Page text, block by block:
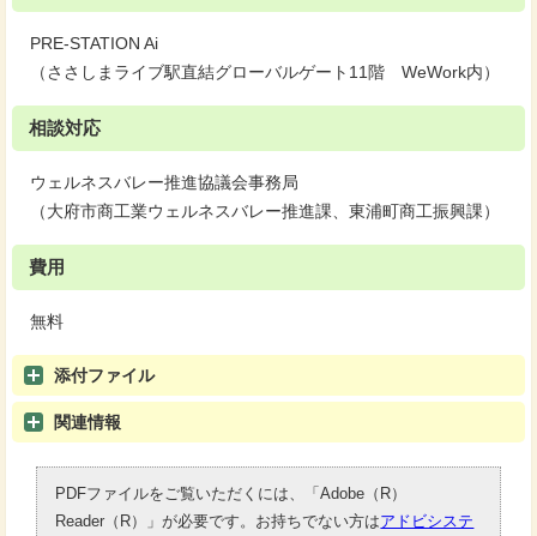
PRE-STATION Ai
（ささしまライブ駅直結グローバルゲート11階 WeWork内）
相談対応
ウェルネスバレー推進協議会事務局
（大府市商工業ウェルネスバレー推進課、東浦町商工振興課）
費用
無料
添付ファイル
関連情報
PDFファイルをご覧いただくには、「Adobe（R）
Reader（R）」が必要です。お持ちでない方はアドビシステ